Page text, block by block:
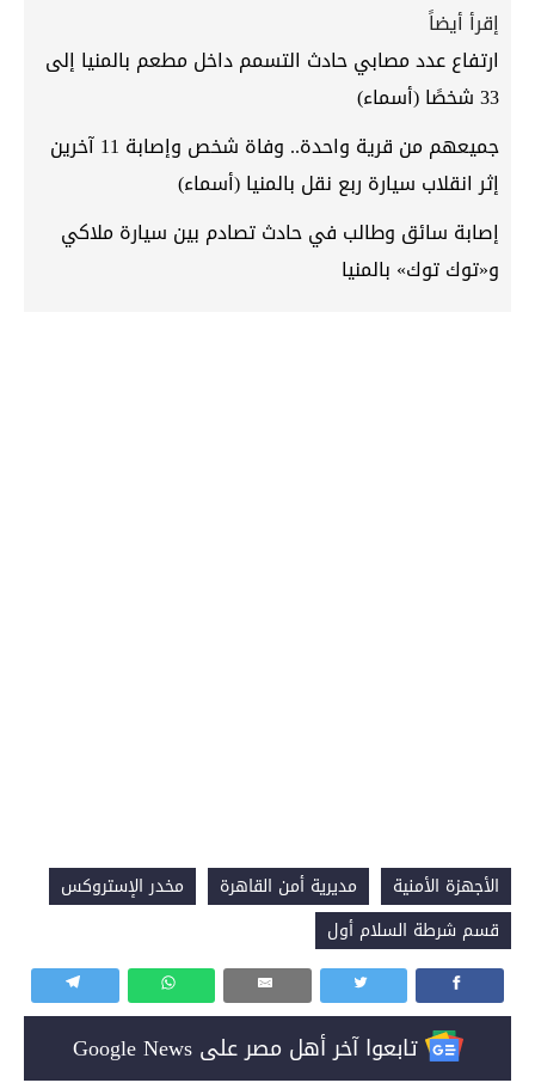
إقرأ أيضاً
ارتفاع عدد مصابي حادث التسمم داخل مطعم بالمنيا إلى
33 شخصًا (أسماء)
جميعهم من قرية واحدة.. وفاة شخص وإصابة 11 آخرين
إثر انقلاب سيارة ربع نقل بالمنيا (أسماء)
إصابة سائق وطالب في حادث تصادم بين سيارة ملاكي
و«توك توك» بالمنيا
الأجهزة الأمنية مديرية أمن القاهرة
مخدر الإستروكس
قسم شرطة السلام أول
تابعوا آخر أهل مصر على Google News